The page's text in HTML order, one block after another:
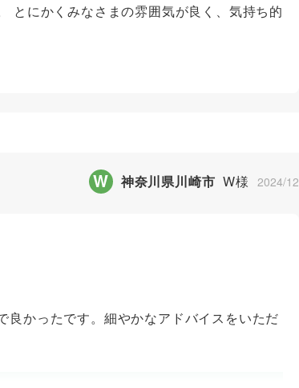
とにかくみなさまの雰囲気が良く、気持ち的
W 神奈川県川崎市 W様 2024/12
かったです。細やかなアドバイスをいただ